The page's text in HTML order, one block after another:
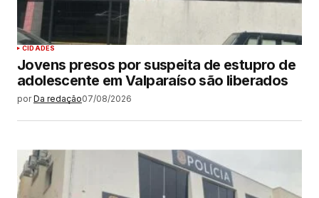
CIDADES
Jovens presos por suspeita de estupro de
adolescente em Valparaíso são liberados
por Da redação07/08/2026